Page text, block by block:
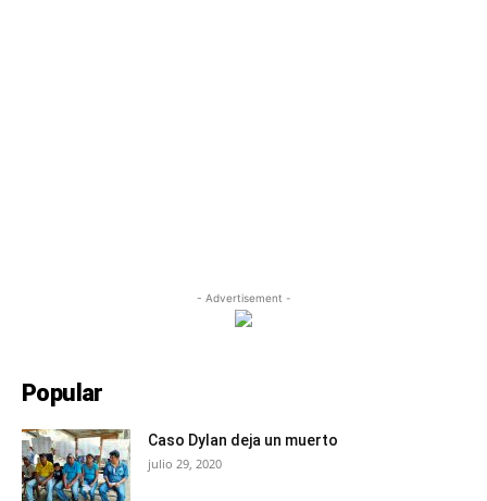
- Advertisement -
Popular
Caso Dylan deja un muerto
julio 29, 2020